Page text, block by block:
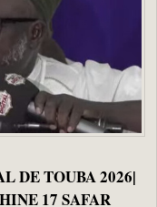
DE TOUBA 2026|
17 SAFAR